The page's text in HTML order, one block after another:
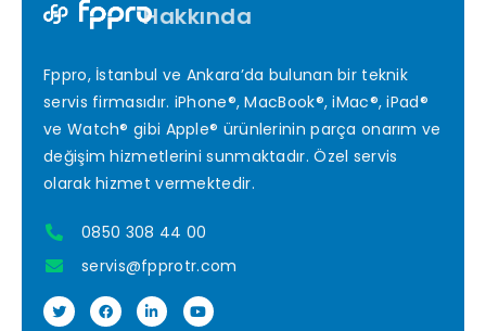
Hakkında
Fppro, İstanbul ve Ankara’da bulunan bir teknik
servis firmasıdır. iPhone®, MacBook®, iMac®, iPad®
ve Watch® gibi Apple® ürünlerinin parça onarım ve
değişim hizmetlerini sunmaktadır. Özel servis
olarak hizmet vermektedir.
0850 308 44 00
servis@fpprotr.com